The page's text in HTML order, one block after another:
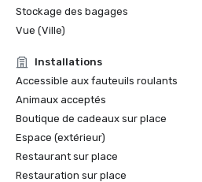
Stockage des bagages
Vue (Ville)
Installations
Accessible aux fauteuils roulants
Animaux acceptés
Boutique de cadeaux sur place
Espace (extérieur)
Restaurant sur place
Restauration sur place